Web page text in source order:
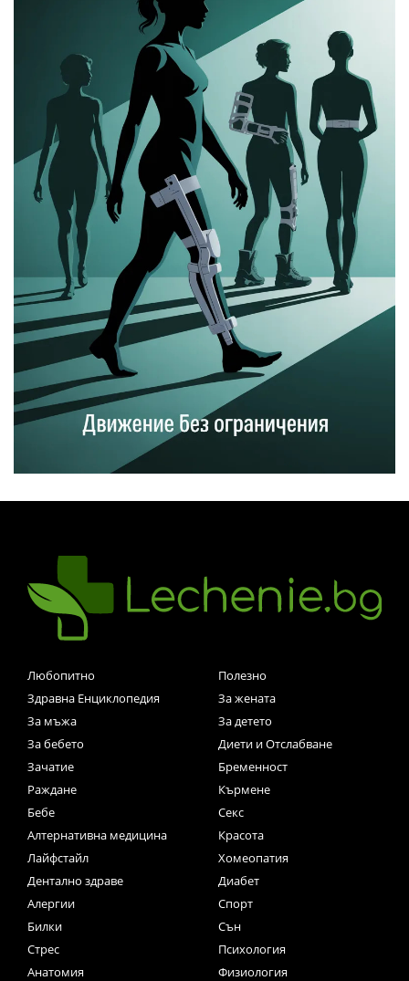
Любопитно
Полезно
Здравна Енциклопедия
За жената
За мъжа
За детето
За бебето
Диети и Отслабване
Зачатие
Бременност
Раждане
Кърмене
Бебе
Секс
Алтернативна медицина
Красота
Лайфстайл
Хомеопатия
Дентално здраве
Диабет
Алергии
Спорт
Билки
Сън
Стрес
Психология
Анатомия
Физиология